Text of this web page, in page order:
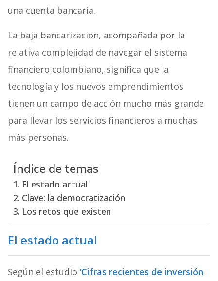
una cuenta bancaria.
La baja bancarización, acompañada por la
relativa complejidad de navegar el sistema
financiero colombiano, significa que la
tecnología y los nuevos emprendimientos
tienen un campo de acción mucho más grande
para llevar los servicios financieros a muchas
más personas.
Índice de temas
El estado actual
Clave: la democratización
Los retos que existen
El estado actual
Según el estudio ‘Cifras recientes de inversión